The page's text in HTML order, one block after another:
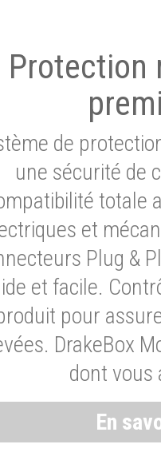
Protection
de
une sécurité de
totale
et
Plug &
et facile.
pour
DrakeBox
dont vous
En